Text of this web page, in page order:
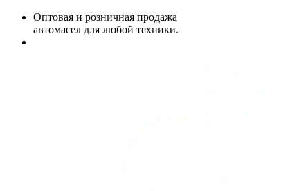
Оптовая и розничная продажа
автомасел для любой техники.